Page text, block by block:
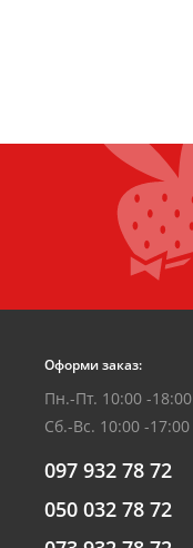
Оформи заказ:
Пн.-Пт. 10:00 -18:00
Сб.-Вс. 10:00 -17:00
097 932 78 72
050 032 78 72